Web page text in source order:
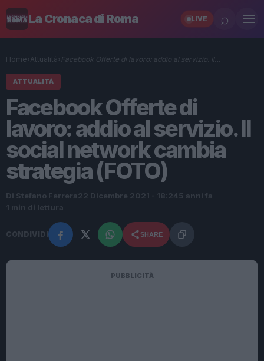
La Cronaca di Roma LIVE ⌕
Home› Attualità› Facebook Offerte di lavoro: addio al servizio. Il…
ATTUALITÀ
Facebook Offerte di
lavoro: addio al servizio. Il
social network cambia
strategia (FOTO)
Di Stefano Ferrera22 Dicembre 2021 - 18:245 anni fa
1 min di lettura
CONDIVIDI SHARE
PUBBLICITÀ